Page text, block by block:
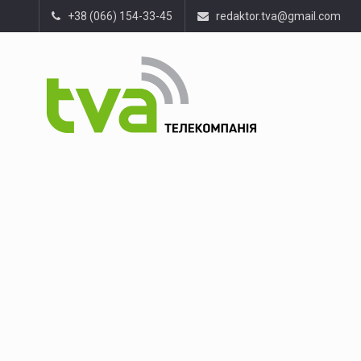
+38 (066) 154-33-45 redaktor.tva@gmail.com